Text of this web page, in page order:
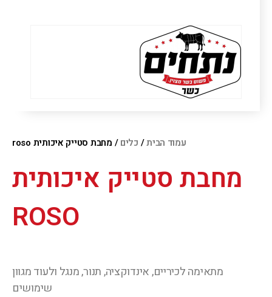
עמוד הבית/ כלים/ מחבת סטייק איכותית roso
מחבת סטייק איכותית
ROSO
מתאימה לכיריים, אינדוקציה, תנור, מנגל ולעוד מגוון
שימושים